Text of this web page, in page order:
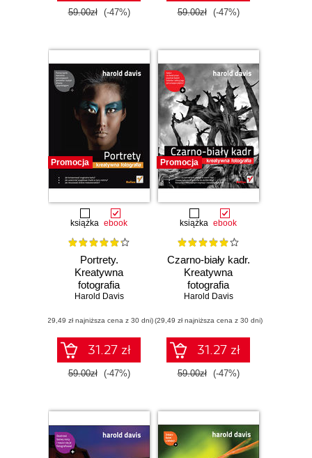
59.00zł (-47%) 59.00zł (-47%)
Promocja
książka ebook
Portrety.
Kreatywna
fotografia
Harold Davis
(29,49 zł najniższa cena z 30 dni)
31.27 zł
59.00zł (-47%)
Promocja
książka ebook
Czarno-biały kadr.
Kreatywna
fotografia
Harold Davis
(29,49 zł najniższa cena z 30 dni)
31.27 zł
59.00zł (-47%)